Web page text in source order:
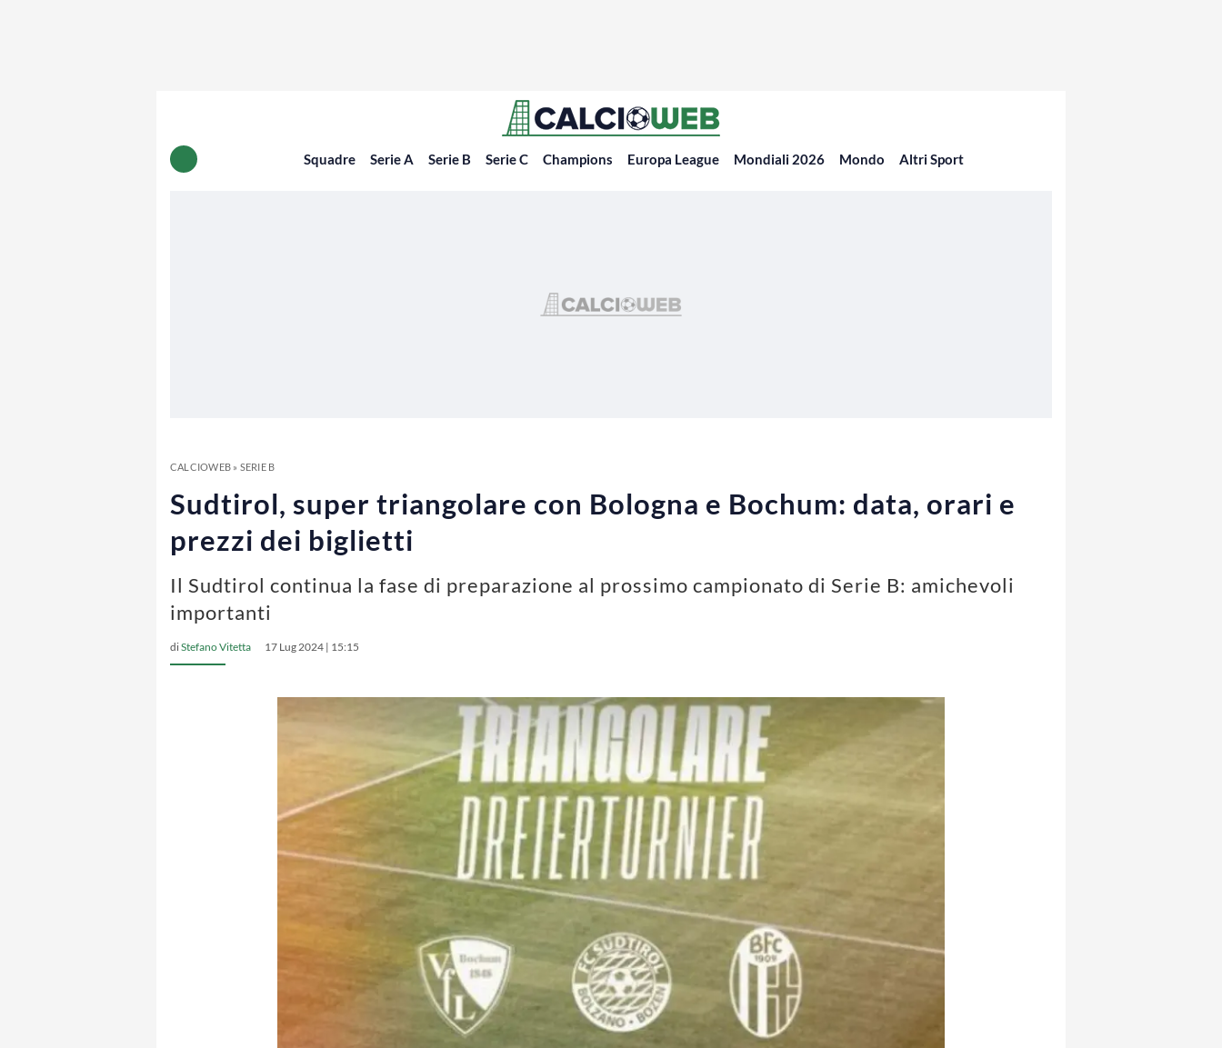
Squadre Serie A Serie B Serie C Champions Europa League Mondiali 2026 Mondo Altri Sport
CALCIOWEB» SERIE B
Sudtirol, super triangolare con Bologna e Bochum: data, orari e
prezzi dei biglietti
Il Sudtirol continua la fase di preparazione al prossimo campionato di Serie B: amichevoli
importanti
diStefano Vitetta 17 Lug 2024 | 15:15